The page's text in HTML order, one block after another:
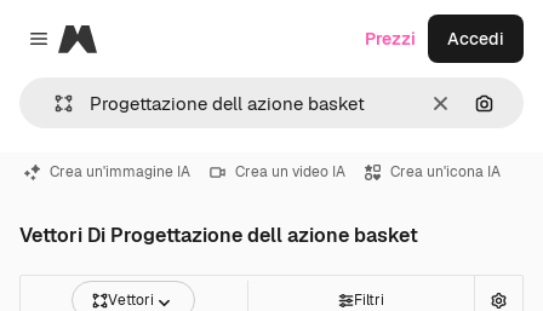
Close menu
Magnific
CancellaCerca
Prezzi Accedi
Crea un'immagine IA Crea un video IA Crea un'icona IA
Vettori Di Progettazione dell azione basket
Vettori Filtri